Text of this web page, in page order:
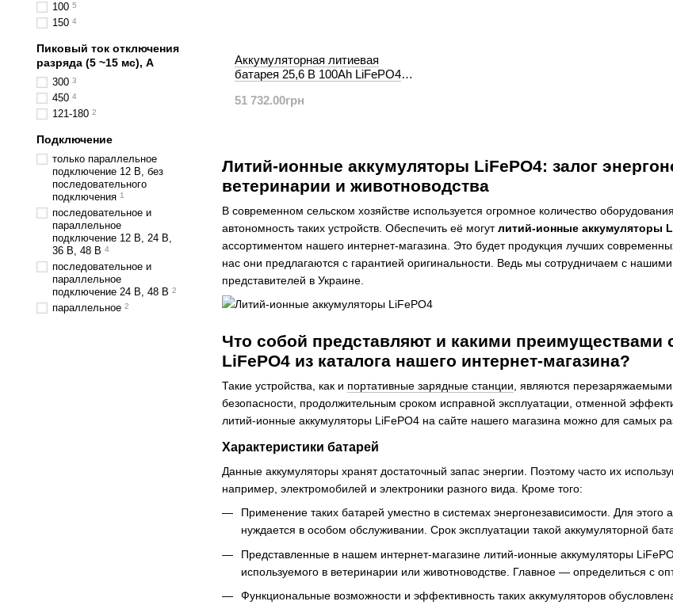
Литий-ионные аккумуляторы LiFePO4: залог
ветеринарии и животноводства
В современном сельском хозяйстве используется огромное количество
автономность таких устройств. Обеспечить её могутлитий-ионные аккумуляторы
ассортиментом нашего интернет-магазина. Это будет продукция лучших
нас они предлагаются с гарантией оригинальности. Ведь мы сотрудничаем с
представителей в Украине.
Что собой представляют и какими преимуществами
LiFePO4 из каталога нашего интернет-магазина?
Такие устройства, как и портативные зарядные станции , являются
безопасности, продолжительным сроком исправной эксплуатации, отменной
литий-ионные аккумуляторы LiFePO4 на сайте нашего магазина можно для самых
Характеристики батарей
Данные аккумуляторы хранят достаточный запас энергии. Поэтому часто их
например, электромобилей и электроники разного вида. Кроме того:
Применение таких батарей уместно в системах энергонезависимости. Для
нуждается в особом обслуживании. Срок эксплуатации такой аккумуляторной
Представленные в нашем интернет-магазине литий-ионные аккумуляторы
используемого в ветеринарии или животноводстве. Главное — определиться с
Функциональные возможности и эффективность таких аккумуляторов
Аккумуляторная литиевая
батарея 25,6 В 100Ah LiFePO4
51 732.00грн
100 5
150 4
Пиковый ток отключения
разряда (5 ~15 мс), А
300 3
450 4
121-180 2
Подключение
только параллельное
подключение 12 В, без
последовательного
подключения 1
последовательное и
параллельное
подключение 12 В, 24 В,
36 В, 48 В 4
последовательное и
параллельное
подключение 24 В, 48 В 2
параллельное 2